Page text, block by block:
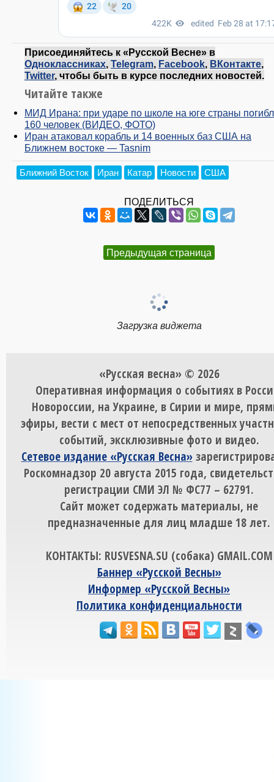
Присоединяйтесь к «Русской Весне» в
Одноклассниках, Telegram, Facebook, ВКонтакте,
Twitter, чтобы быть в курсе последних новостей.
Читайте также
МИД Ирана: при ударе по школе на юге страны
160 человек (ВИДЕО, ФОТО)
Иран атаковал корабль и 14 военных баз США на
Ближнем востоке — Tasnim
Ближний Восток Иран Катар Новости США
ПОДЕЛИТЬСЯ
Предыдущая страница
Загрузка виджета
«Русская весна» © 2026
Оперативная информация о событиях в
Новороссии, на Украине, в Сирии и мире,
эфиры, вести с мест от непосредственных
событий, эксклюзивные фото и видео.
Сетевое издание «Русская Весна»
Роскомнадзор 20 августа 2015 года,
регистрации СМИ ЭЛ № ФС77 – 62791.
Сайт может содержать материалы, не
предназначенные для лиц младше 18 лет.
КОНТАКТЫ: RUSVESNA.SU (собака) GMAIL.COM
Баннер «Русской Весны»
Информер «Русской Весны»
Политика конфиденциальности